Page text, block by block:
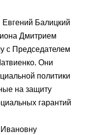
Евгений Балицкий
Дмитрием
с Председателем
Они
политики
на защиту
гарантий